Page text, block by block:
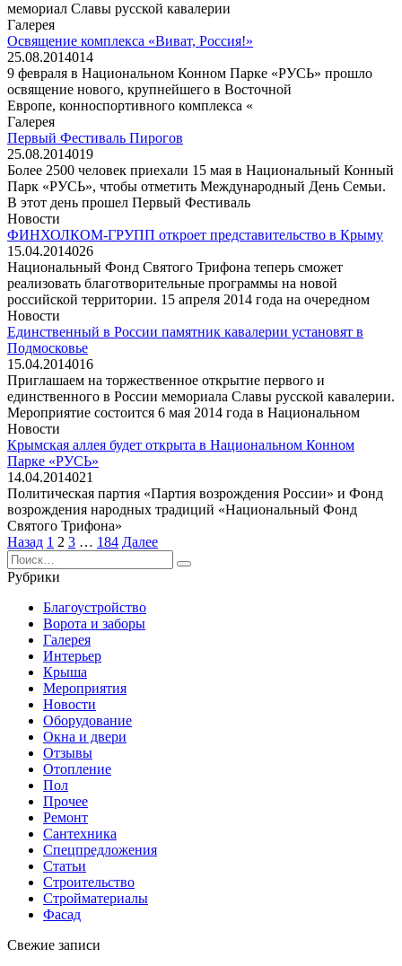
мемориал Славы русской кавалерии
Галерея
Освящение комплекса «Виват, Россия!»
25.08.2014014
9 февраля в Национальном Конном Парке «РУСЬ» прошло
освящение нового, крупнейшего в Восточной
Европе, конноспортивного комплекса «
Галерея
Первый Фестиваль Пирогов
25.08.2014019
Более 2500 человек приехали 15 мая в Национальный Конный
Парк «РУСЬ», чтобы отметить Международный День Семьи.
В этот день прошел Первый Фестиваль
Новости
ФИНХОЛКОМ-ГРУПП откроет представительство в Крыму
15.04.2014026
Национальный Фонд Святого Трифона теперь сможет
реализовать благотворительные программы на новой
российской территории. 15 апреля 2014 года на очередном
Новости
Единственный в России памятник кавалерии установят в
Подмосковье
15.04.2014016
Приглашаем на торжественное открытие первого и
единственного в России мемориала Славы русской кавалерии.
Мероприятие состоится 6 мая 2014 года в Национальном
Новости
Крымская аллея будет открыта в Национальном Конном
Парке «РУСЬ»
14.04.2014021
Политическая партия «Партия возрождения России» и Фонд
возрождения народных традиций «Национальный Фонд
Святого Трифона»
Пагинация
записей
Назад 1 2 3 … 184 Далее
Search
for:
Рубрики
Благоустройство
Ворота и заборы
Галерея
Интерьер
Крыша
Мероприятия
Новости
Оборудование
Окна и двери
Отзывы
Отопление
Пол
Прочее
Ремонт
Сантехника
Спецпредложения
Статьи
Строительство
Стройматериалы
Фасад
Свежие записи